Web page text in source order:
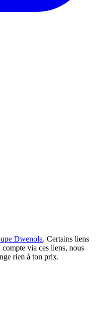
Dwenola. Certains liens
via ces liens, nous
rien à ton prix.